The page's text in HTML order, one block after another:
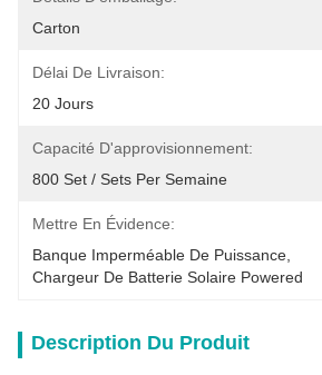
Carton
Délai De Livraison:
20 Jours
Capacité D'approvisionnement:
800 Set / Sets Per Semaine
Mettre En Évidence:
Banque Imperméable De Puissance
Chargeur De Batterie Solaire Powered
Description Du Produit